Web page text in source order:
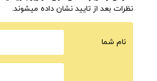
نظرات بعد از تایید نشان داده میشوند.
نام شما